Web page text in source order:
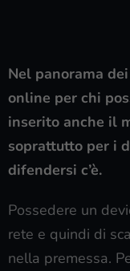
Nel panorama
online per chi
inserito anche il
soprattutto per i
difendersi c’è.
Possedere un
rete e quindi di
nella premessa.